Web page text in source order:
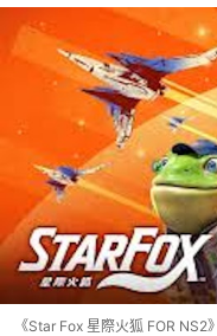
《Star Fox 星際火狐 FOR NS2》